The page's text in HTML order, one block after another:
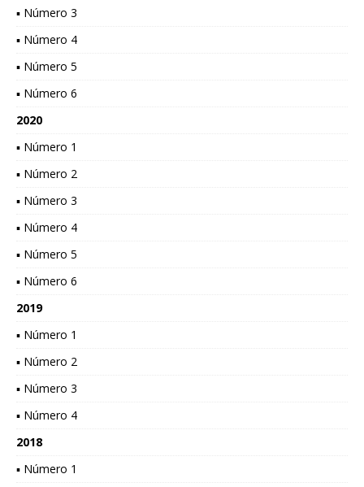
▪ Número 3
▪ Número 4
▪ Número 5
▪ Número 6
2020
▪ Número 1
▪ Número 2
▪ Número 3
▪ Número 4
▪ Número 5
▪ Número 6
2019
▪ Número 1
▪ Número 2
▪ Número 3
▪ Número 4
2018
▪ Número 1